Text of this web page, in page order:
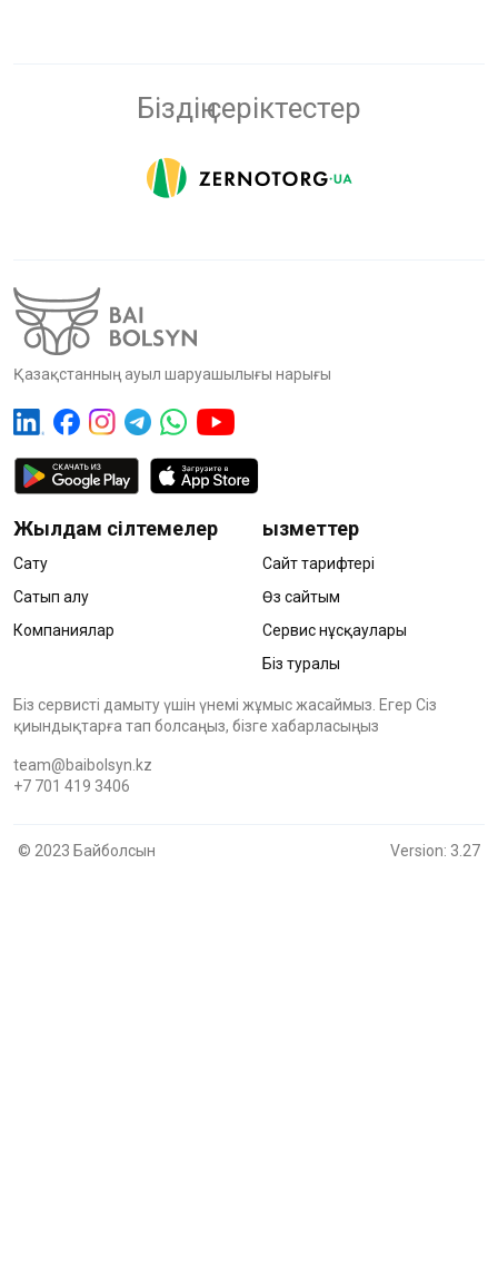
Біздің серіктестер
Қазақстанның ауыл шаруашылығы нарығы
Жылдам сілтемелер
Сату
Сатып алу
Компаниялар
Қызметтер
Сайт тарифтері
Өз сайтым
Сервис нұсқаулары
Біз туралы
Біз сервисті дамыту үшін үнемі жұмыс жасаймыз. Егер Сіз
қиындықтарға тап болсаңыз, бізге хабарласыңыз
team@baibolsyn.kz
+7 701 419 3406
© 2023 Байболсын Version: 3.27